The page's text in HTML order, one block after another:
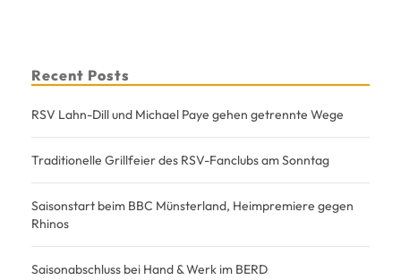
Recent Posts
RSV Lahn-Dill und Michael Paye gehen getrennte Wege
Traditionelle Grillfeier des RSV-Fanclubs am Sonntag
Saisonstart beim BBC Münsterland, Heimpremiere gegen
Rhinos
Saisonabschluss bei Hand & Werk im BERD